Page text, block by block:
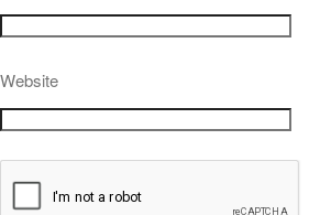
Website